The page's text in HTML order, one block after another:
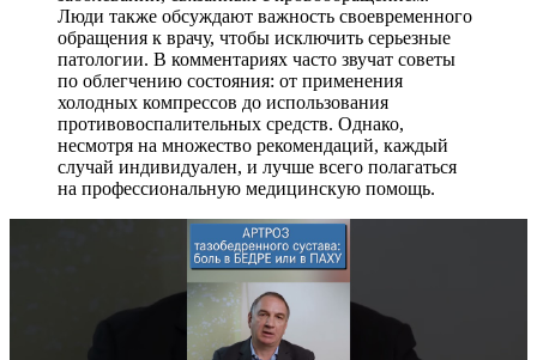
Люди также обсуждают важность своевременного
обращения к врачу, чтобы исключить серьезные
патологии. В комментариях часто звучат советы
по облегчению состояния: от применения
холодных компрессов до использования
противовоспалительных средств. Однако,
несмотря на множество рекомендаций, каждый
случай индивидуален, и лучше всего полагаться
на профессиональную медицинскую помощь.